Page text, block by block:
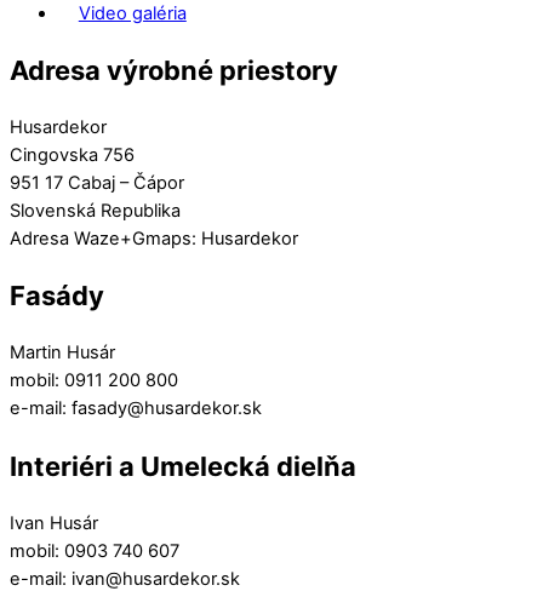
Video galéria
Adresa výrobné priestory
Husardekor
Cingovska 756
951 17 Cabaj – Čápor
Slovenská Republika
Adresa Waze+Gmaps: Husardekor
Fasády
Martin Husár
mobil: 0911 200 800
e-mail: fasady@husardekor.sk
Interiéri a Umelecká dielňa
Ivan Husár
mobil: 0903 740 607
e-mail: ivan@husardekor.sk